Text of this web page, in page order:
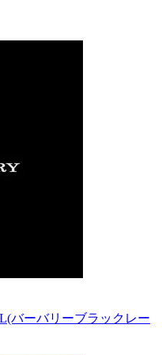
バーバリーブラックレー